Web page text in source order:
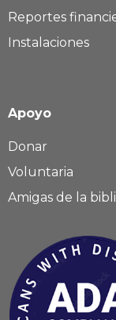
Reportes
Instalaciones
Apoyo
Donar
Voluntaria
Amigas de la